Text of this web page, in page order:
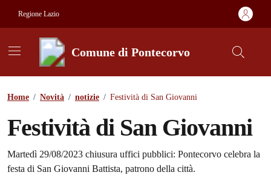
Regione Lazio
Comune di Pontecorvo
Home / Novità / notizie / Festività di San Giovanni
Festività di San Giovanni
Dettagli della notizia
Martedì 29/08/2023 chiusura uffici pubblici: Pontecorvo celebra la
festa di San Giovanni Battista, patrono della città.